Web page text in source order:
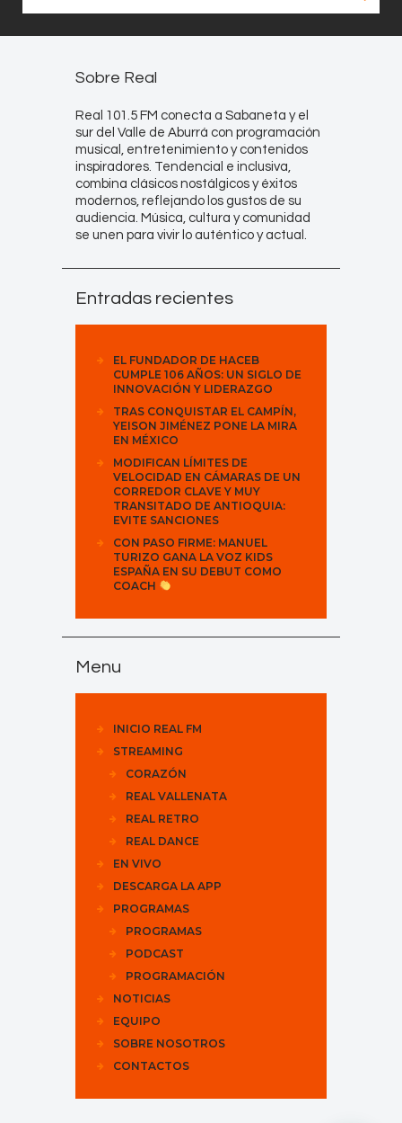
Sobre Real
Real 101.5 FM conecta a Sabaneta y el
sur del Valle de Aburrá con programación
musical, entretenimiento y contenidos
inspiradores. Tendencial e inclusiva,
combina clásicos nostálgicos y éxitos
modernos, reflejando los gustos de su
audiencia. Música, cultura y comunidad
se unen para vivir lo auténtico y actual.
Entradas recientes
EL FUNDADOR DE HACEB
CUMPLE 106 AÑOS: UN SIGLO DE
INNOVACIÓN Y LIDERAZGO
TRAS CONQUISTAR EL CAMPÍN,
YEISON JIMÉNEZ PONE LA MIRA
EN MÉXICO
MODIFICAN LÍMITES DE
VELOCIDAD EN CÁMARAS DE UN
CORREDOR CLAVE Y MUY
TRANSITADO DE ANTIOQUIA:
EVITE SANCIONES
CON PASO FIRME: MANUEL
TURIZO GANA LA VOZ KIDS
ESPAÑA EN SU DEBUT COMO
COACH
Menu
INICIO REAL FM
STREAMING
CORAZÓN
REAL VALLENATA
REAL RETRO
REAL DANCE
EN VIVO
DESCARGA LA APP
PROGRAMAS
PROGRAMAS
PODCAST
PROGRAMACIÓN
NOTICIAS
EQUIPO
SOBRE NOSOTROS
CONTACTOS